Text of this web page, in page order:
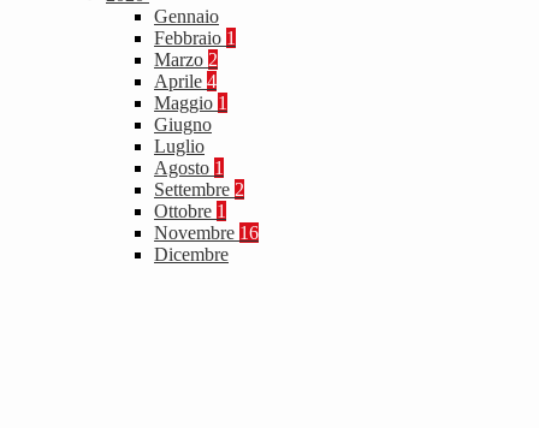
Gennaio
Febbraio 1
Marzo 2
Aprile 4
Maggio 1
Giugno
Luglio
Agosto 1
Settembre 2
Ottobre 1
Novembre 16
Dicembre